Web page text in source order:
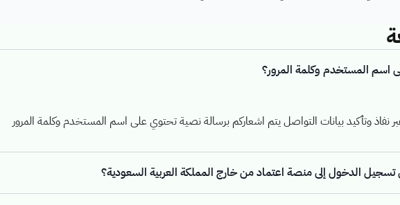
المستخدم وكلمة المرور؟
وتأكيد بيانات التواصل يتم اشعاركم برسالة نصية تحتوي على اسم المستخدم وكلمة المرور
الدخول إلى منصة اعتماد من خارج المملكة العربية السعودية؟